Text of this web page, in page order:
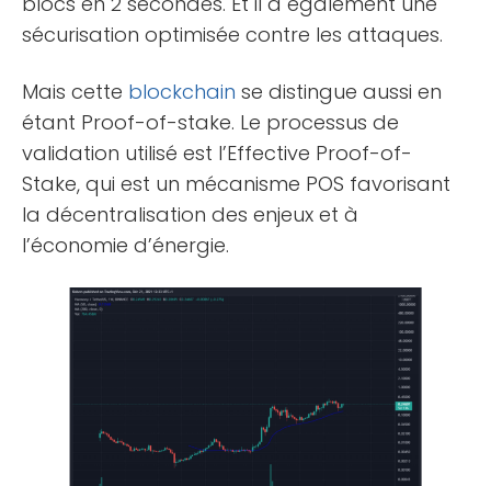
sécurisation optimisée contre les attaques.
Mais cette blockchain se distingue aussi en
étant Proof-of-stake. Le processus de
validation utilisé est l’Effective Proof-of-
Stake, qui est un mécanisme POS favorisant
la décentralisation des enjeux et à
l’économie d’énergie.